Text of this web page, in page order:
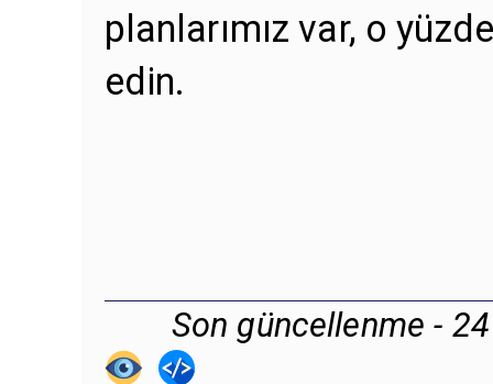
planlarımız var, o
edin.
Son güncellenme -